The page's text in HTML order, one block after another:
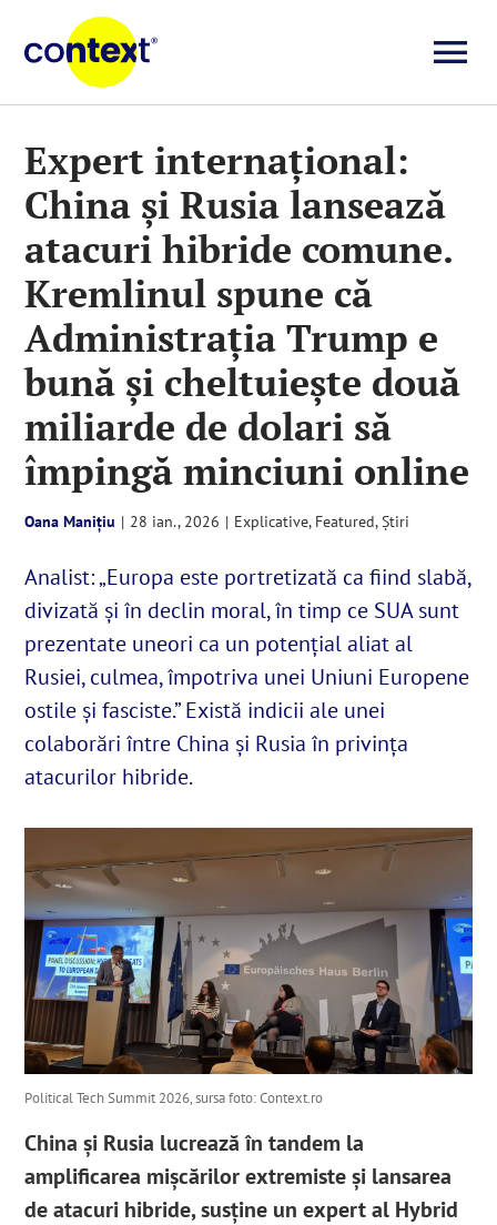
content
Știri
Seriale
Video
Despre noi
English
SUSȚINE
Cautare...
Expert internaţional:
China şi Rusia lansează
atacuri hibride comune.
Kremlinul spune că
Administraţia Trump e
bună şi cheltuieşte două
miliarde de dolari să
împingă minciuni online
Oana Manițiu | 28 ian., 2026 | Explicative, Featured,Știri
Analist: „Europa este portretizată ca fiind slabă,
divizată și în declin moral, în timp ce SUA sunt
prezentate uneori ca un potențial aliat al
Rusiei, culmea, împotriva unei Uniuni Europene
ostile și fasciste.” Există indicii ale unei
colaborări între China şi Rusia în privinţa
atacurilor hibride.
Political Tech Summit 2026, sursa foto: Context.ro
China şi Rusia lucrează în tandem la
amplificarea mişcărilor extremiste şi lansarea
de atacuri hibride, susţine un expert al Hybrid